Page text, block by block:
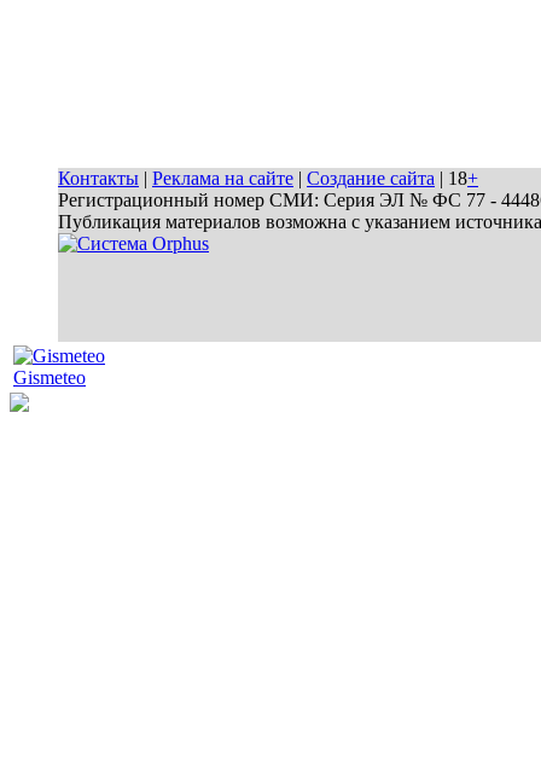
Контакты | Реклама на сайте | Создание сайта | 18+
Регистрационный номер СМИ: Серия ЭЛ № ФС 77 - 44486
Публикация материалов возможна с указанием
Gismeteo